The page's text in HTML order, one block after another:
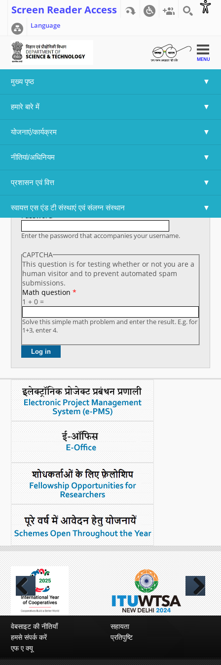
Screen Reader Access
Language
MENU
मुख्य पृष्ठ
हमारे बारे में
योजनाएं/कार्यक्रम
नीतियां/अधिनियम
प्रशासन एवं वित्त
स्वायत्त एस एंड टी संस्थाएं एवं संलग्न संस्थान
नया क्या है
डीएसटी डैशबोर्ड
Home>>
Create new account
Username
Password*
Enter the password that accompanies your username.
CAPTCHA
This question is for testing whether or not you are a
human visitor and to prevent automated spam
submissions.
Math question*
1 + 0 =
Solve this simple math problem and enter the result. E.g. for
1+3, enter 4.
Previous Next
वेबसाइट की नीतियाँ
सहायता
हमसे संपर्क करें
प्रतिपुष्टि
एफ ए क्यू